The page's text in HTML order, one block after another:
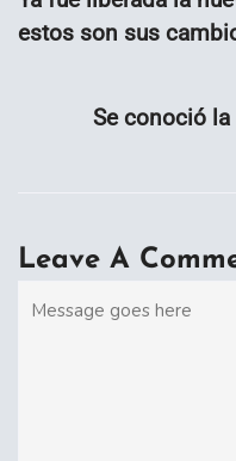
estos son sus
Se conoció
Leave A